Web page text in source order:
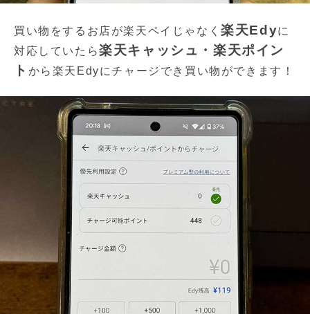
買い物をするお店が楽天ペイじゃなく楽天Edyに
対応していたら楽天キャッシュ・楽天ポイン
ト から楽天Edyにチャージでき買い物ができます！